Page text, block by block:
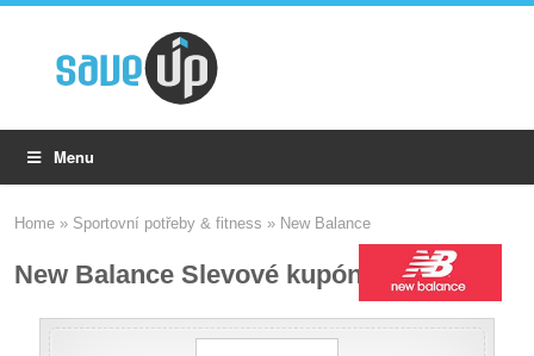
Menu
Home » Sportovní potřeby & fitness » New Balance
New Balance Slevové kupóny